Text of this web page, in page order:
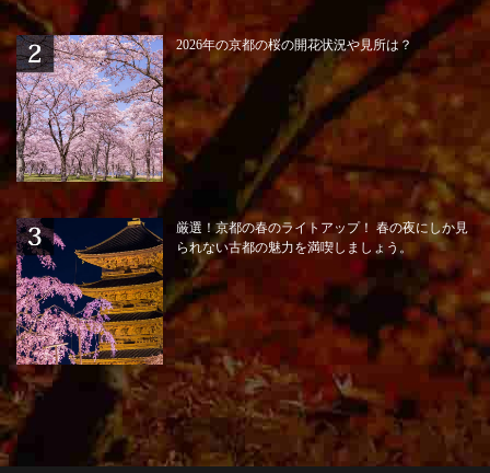
2026年の京都の桜の開花状況や見所は？
厳選！京都の春のライトアップ！ 春の夜にしか見
られない古都の魅力を満喫しましょう。